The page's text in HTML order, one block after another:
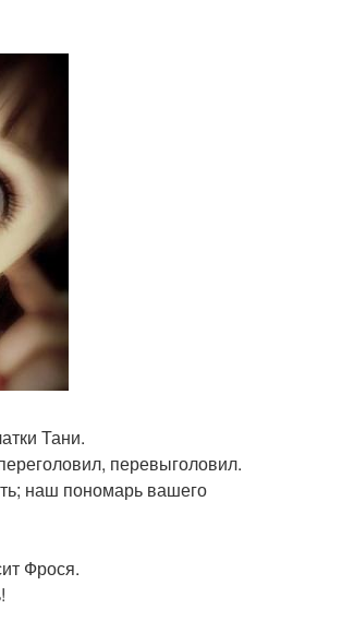
Тани.
перевыголовил.
наш пономарь вашего
Фрося.